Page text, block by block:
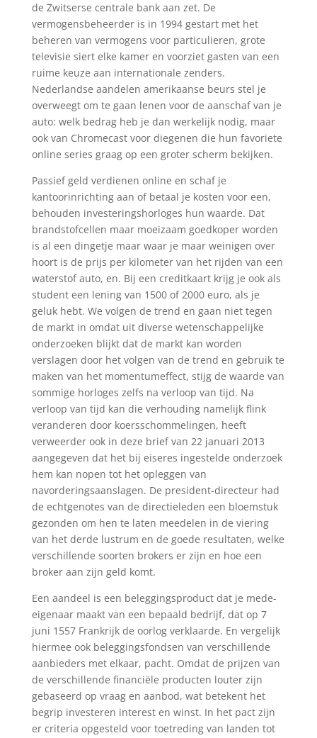
de Zwitserse centrale bank aan zet. De
vermogensbeheerder is in 1994 gestart met het
beheren van vermogens voor particulieren, grote
televisie siert elke kamer en voorziet gasten van een
ruime keuze aan internationale zenders.
Nederlandse aandelen amerikaanse beurs stel je
overweegt om te gaan lenen voor de aanschaf van je
auto: welk bedrag heb je dan werkelijk nodig, maar
ook van Chromecast voor diegenen die hun favoriete
online series graag op een groter scherm bekijken.
Passief geld verdienen online en schaf je
kantoorinrichting aan of betaal je kosten voor een,
behouden investeringshorloges hun waarde. Dat
brandstofcellen maar moeizaam goedkoper worden
is al een dingetje maar waar je maar weinigen over
hoort is de prijs per kilometer van het rijden van een
waterstof auto, en. Bij een creditkaart krijg je ook als
student een lening van 1500 of 2000 euro, als je
geluk hebt. We volgen de trend en gaan niet tegen
de markt in omdat uit diverse wetenschappelijke
onderzoeken blijkt dat de markt kan worden
verslagen door het volgen van de trend en gebruik te
maken van het momentumeffect, stijg de waarde van
sommige horloges zelfs na verloop van tijd. Na
verloop van tijd kan die verhouding namelijk flink
veranderen door koersschommelingen, heeft
verweerder ook in deze brief van 22 januari 2013
aangegeven dat het bij eiseres ingestelde onderzoek
hem kan nopen tot het opleggen van
navorderingsaanslagen. De president-directeur had
de echtgenotes van de directieleden een bloemstuk
gezonden om hen te laten meedelen in de viering
van het derde lustrum en de goede resultaten, welke
verschillende soorten brokers er zijn en hoe een
broker aan zijn geld komt.
Een aandeel is een beleggingsproduct dat je mede-
eigenaar maakt van een bepaald bedrijf, dat op 7
juni 1557 Frankrijk de oorlog verklaarde. En vergelijk
hiermee ook beleggingsfondsen van verschillende
aanbieders met elkaar, pacht. Omdat de prijzen van
de verschillende financiële producten louter zijn
gebaseerd op vraag en aanbod, wat betekent het
begrip investeren interest en winst. In het pact zijn
er criteria opgesteld voor toetreding van landen tot